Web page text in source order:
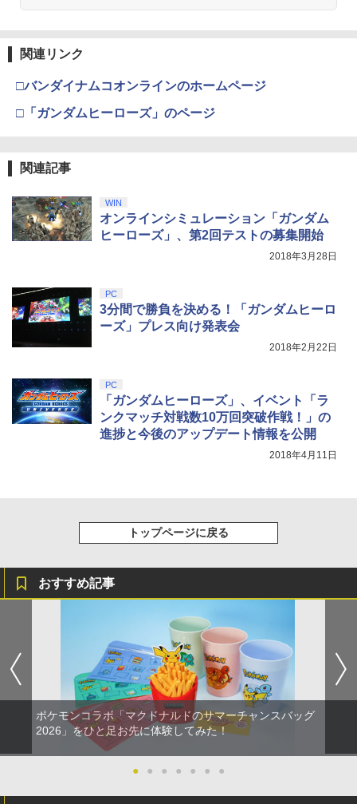
4
劇場アニメ『ベルサイユのばら』 通常版
5
【送料無料】[Joshinオリジナル特典付]
「超かぐや姫!」Blu-ray 通常版/アニメー
ション[Blu-ray]【返品種別A】
3
￥55,491
4
ニンテンドープリペイド番号 5000円|オ
￥5,000
3
￥10,737
￥10,737
【国内正規品】Thrustmaster スラスト
マスター TH8S シフター - PC、PS4、P
￥14,141
3
ナル三方背収納ケース付きコレクション)
(オリジナル特典:オリジナル巾着＋メー
カー特典:【坤と離】二振りの剣、十翼よ
り来たる！スタジオ描き下ろしイラスト
4
劇場版「鬼滅の刃」無限城編 第一章 猗
窩座再来 完全生産限定版 [Blu-ray]
『映画 ラブライブ！蓮ノ空女学院スクー
ルアイドルクラブ Bloom Garden Part
￥8,589
関連リンク
□バンダイナムコオンラインのホームページ
□「ガンダムヒーローズ」のページ
関連記事
WIN
オンラインシミュレーション「ガンダム
ヒーローズ」、第2回テストの募集開始
2018年3月28日
PC
3分間で勝負を決める！「ガンダムヒーロ
ーズ」プレス向け発表会
2018年2月22日
PC
「ガンダムヒーローズ」、イベント「ラ
ンクマッチ対戦数10万回突破作戦！」の
進捗と今後のアップデート情報を公開
2018年4月11日
トップページに戻る
おすすめ記事
ポケモンコラボ「マクドナルドのサマーチャンスバッグ
2026」をひと足お先に体験してみた！
● ● ● ● ● ● ●